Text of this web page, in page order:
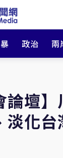
政治 兩
論壇
淡化